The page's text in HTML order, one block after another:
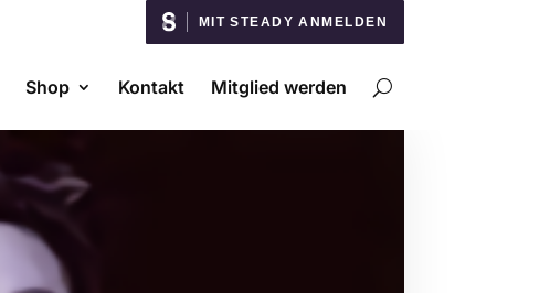
MIT STEADY ANMELDEN
Shop Kontakt Mitglied werden